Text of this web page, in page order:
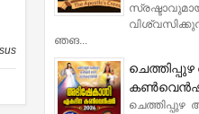
ഞങ...
ചെത്തിപ്പുഴ